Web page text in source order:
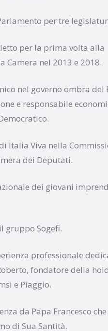
per tre
per la prima volta alla
Camera nel 2013 e 2018.
nel governo ombra del
e responsabile
Italia Viva nella
dei Deputati.
dei giovani
gruppo Sogefi.
professionale
fondatore della
e Piaggio.
da Papa Francesco che
di Sua Santità.